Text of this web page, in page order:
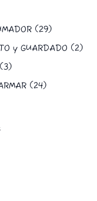
(29)
y GUARDADO (2)
(3)
(24)